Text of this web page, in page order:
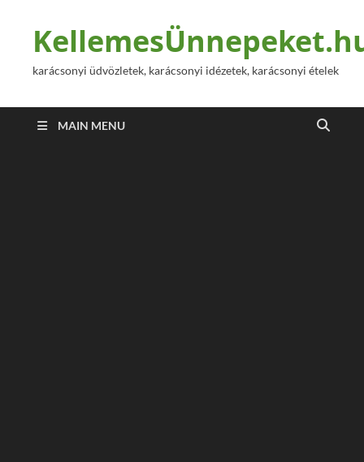
karácsonyi üdvözletek, karácsonyi idézetek, karácsonyi ételek
MAIN MENU